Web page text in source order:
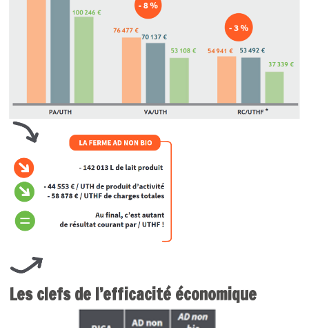
Les clefs de l’efficacité économique